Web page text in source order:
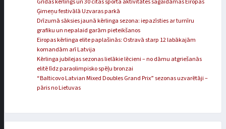
Grīdas kērlings un 30 citas sporta aktivitātes sagaidāmas Eiropas
Ģimeņu festivālā Uzvaras parkā
Drīzumā sāksies jaunā kērlinga sezona: iepazīsties ar turnīru
grafiku un nepalaid garām pieteikšanos
Eiropas kērlinga elite paplašinās: Ostravā starp 12 labākajām
komandām arī Latvija
Kērlinga jubilejas sezonas lielākie lēcieni – no dāmu atgriešanās
elitē līdz paraolimpisko spēļu bronzai
“Balticovo Latvian Mixed Doubles Grand Prix” sezonas uzvarētāji –
pāris no Lietuvas